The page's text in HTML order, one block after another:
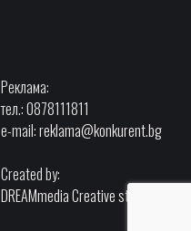
Реклама:
тел.: 0878111811
e-mail:reklama@konkurent.bg
Created by:
DREAMmedia Creative studio